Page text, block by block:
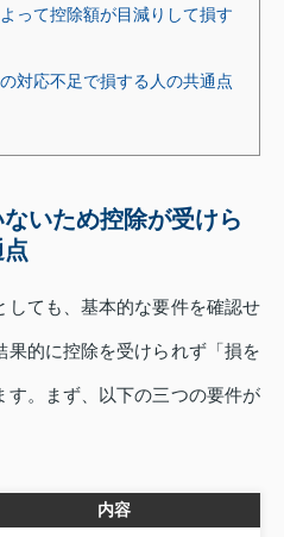
って控除額が目減りして損す
対応不足で損する人の共通点
いため控除が受けら
しても、基本的な要件を確認せ
的に控除を受けられず「損を
す。まず、以下の三つの要件が
内容